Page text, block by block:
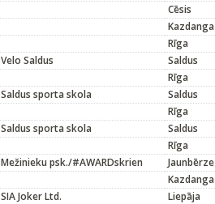
Cēsis
Kazdanga
Rīga
Velo Saldus Saldus
Rīga
Saldus sporta skola Saldus
Rīga
Saldus sporta skola Saldus
Rīga
Mežinieku psk./#AWARDskrien Jaunbērze
Kazdanga
SIA Joker Ltd. Liepāja